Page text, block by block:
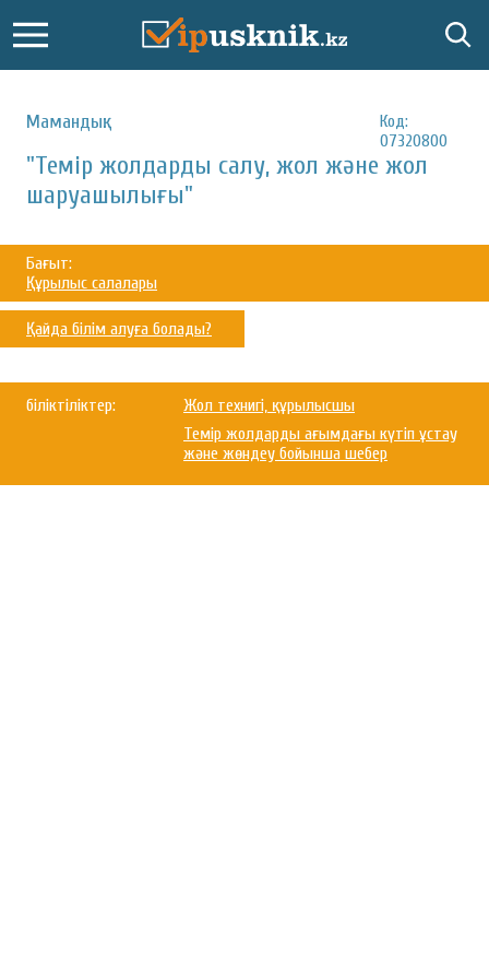
Мамандық:
Код:
07320800
"Темір жолдарды салу, жол және жол
шаруашылығы"
Бағыт:
Құрылыс салалары
Қайда білім алуға болады?
біліктіліктер:
Жол технигі, құрылысшы
Темір жолдарды ағымдағы күтіп ұстау
және жөндеу бойынша шебер